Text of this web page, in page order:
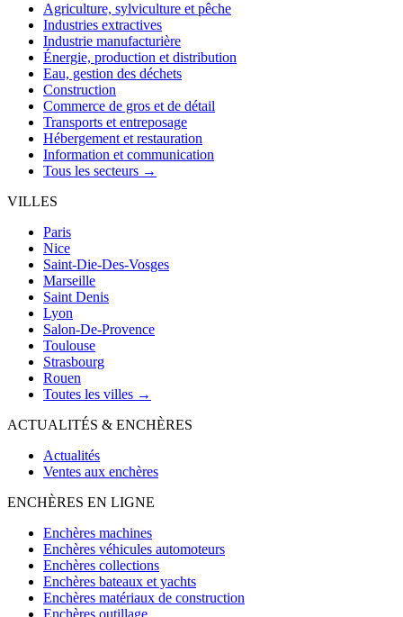
Agriculture, sylviculture et pêche
Industries extractives
Industrie manufacturière
Énergie, production et distribution
Eau, gestion des déchets
Construction
Commerce de gros et de détail
Transports et entreposage
Hébergement et restauration
Information et communication
Tous les secteurs →
VILLES
Paris
Nice
Saint-Die-Des-Vosges
Marseille
Saint Denis
Lyon
Salon-De-Provence
Toulouse
Strasbourg
Rouen
Toutes les villes →
ACTUALITÉS & ENCHÈRES
Actualités
Ventes aux enchères
ENCHÈRES EN LIGNE
Enchères machines
Enchères véhicules automoteurs
Enchères collections
Enchères bateaux et yachts
Enchères matériaux de construction
Enchères outillage